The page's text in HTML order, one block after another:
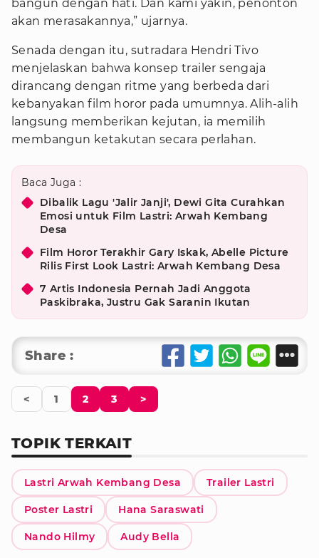
bangun dengan hati. Dan kami yakin, penonton
akan merasakannya,” ujarnya.
Senada dengan itu, sutradara Hendri Tivo
menjelaskan bahwa konsep trailer sengaja
dirancang dengan ritme yang berbeda dari
kebanyakan film horor pada umumnya. Alih-alih
langsung memberikan kejutan, ia memilih
membangun ketakutan secara perlahan.
Baca Juga :
Dibalik Lagu 'Jalir Janji', Dewi Gita Curahkan
Emosi untuk Film Lastri: Arwah Kembang
Desa
Film Horor Terakhir Gary Iskak, Abelle Picture
Rilis First Look Lastri: Arwah Kembang Desa
7 Artis Indonesia Pernah Jadi Anggota
Paskibraka, Justru Gak Saranin Ikutan
Share :
< 1 2 3 >
TOPIK TERKAIT
Lastri Arwah Kembang Desa Trailer Lastri
Poster Lastri Hana Saraswati
Nando Hilmy Audy Bella